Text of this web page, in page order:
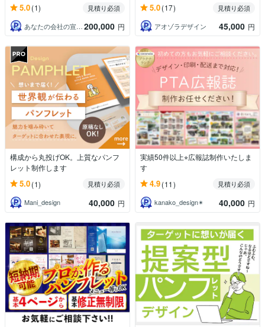
5.0(1)
見積り必須
あなたの会社の宣伝部長 あかつかあづさ 200,000 円
5.0(17)
見積り必須
アオゾラデザイン
45,000 円
構成から丸投げOK。上質なパンフ
レット制作します
5.0(1)
見積り必須
Mani_design
40,000 円
実績50件以上⭐︎広報誌制作いたしま
す
4.9(11)
見積り必須
kanako_design✴︎
40,000 円